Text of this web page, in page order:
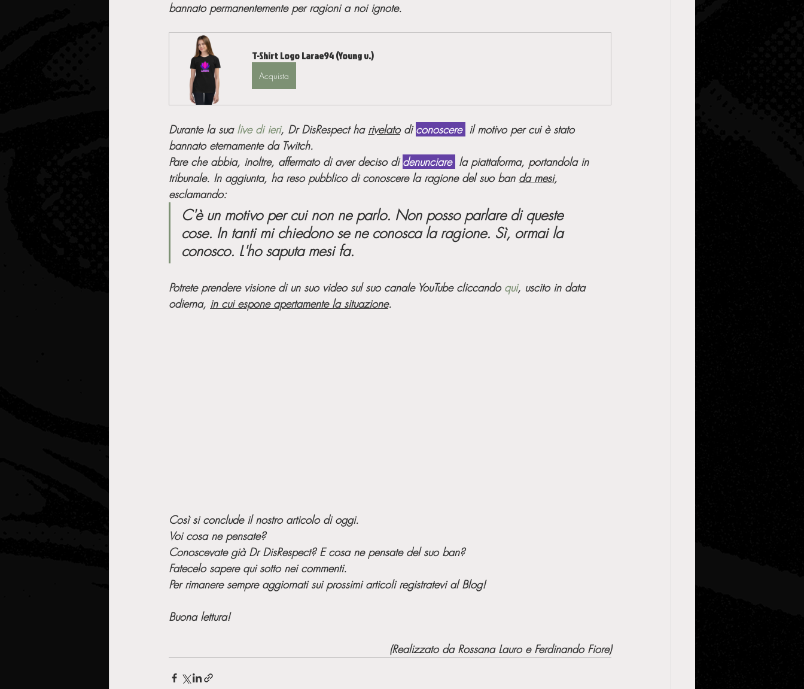
bannato permanentemente per ragioni a noi ignote.
T-Shirt Logo Larae94 (Young v.)
Acquista
Durante la sua live di ieri, Dr DisRespect ha rivelato di conoscere il motivo per cui è stato
bannato eternamente da Twitch.
Pare che abbia, inoltre, affermato di aver deciso di denunciare la piattaforma, portandola in
tribunale. In aggiunta, ha reso pubblico di conoscere la ragione del suo ban da mesi,
esclamando:
C'è un motivo per cui non ne parlo. Non posso parlare di queste
cose. In tanti mi chiedono se ne conosca la ragione. Sì, ormai la
conosco. L'ho saputa mesi fa.
Potrete prendere visione di un suo video sul suo canale YouTube cliccando qui, uscito in data
odierna, in cui espone apertamente la situazione.
Così si conclude il nostro articolo di oggi.
Voi cosa ne pensate?
Conoscevate già Dr DisRespect? E cosa ne pensate del suo ban?
Fatecelo sapere qui sotto nei commenti.
Per rimanere sempre aggiornati sui prossimi articoli registratevi al Blog!
Buona lettura!
(Realizzato da Rossana Lauro e Ferdinando Fiore)